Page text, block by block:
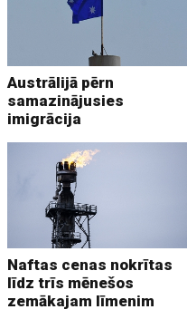
Austrālijā pērn
samazinājusies
imigrācija
Naftas cenas nokrītas
līdz trīs mēnešos
zemākajam līmenim